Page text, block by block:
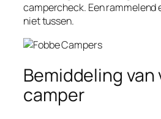
campercheck. Een rammelend
niet tussen.
Bemiddeling van
camper